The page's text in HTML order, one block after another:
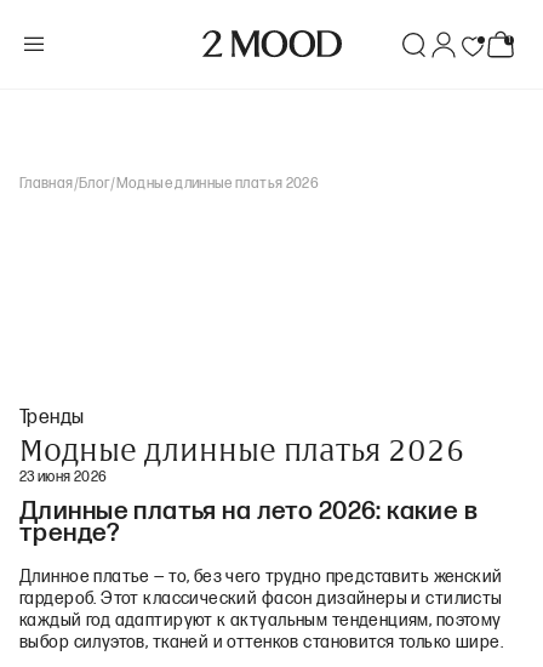
Главная/Блог/Модные длинные платья 2026
Тренды
Модные длинные платья 2026
23 июня 2026
Длинные платья на лето 2026: какие в
тренде?
Длинное платье — то, без чего трудно представить женский
гардероб. Этот классический фасон дизайнеры и стилисты
каждый год адаптируют к актуальным тенденциям, поэтому
выбор силуэтов, тканей и оттенков становится только шире.